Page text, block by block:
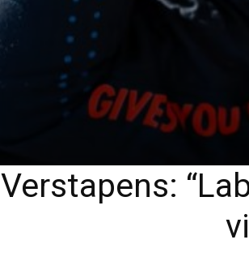
Verstapens: